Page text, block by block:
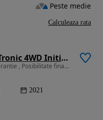
Renault Koleos BLUE dCi X-Tronic 4WD Initiale Paris
1995 cm3 • 190 CP • TVA deductibil , Garantie , Posibilitate finantare
2021
Peste medie
Calculeaza rata